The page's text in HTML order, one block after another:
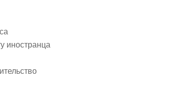
иностранца